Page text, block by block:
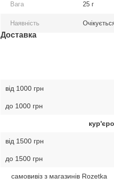
Вага 25 г
Наявність
Доставка
від 1000 грн
до 1000 грн
від 1500 грн
до 1500 грн
самовивіз з магазинів Rozetka